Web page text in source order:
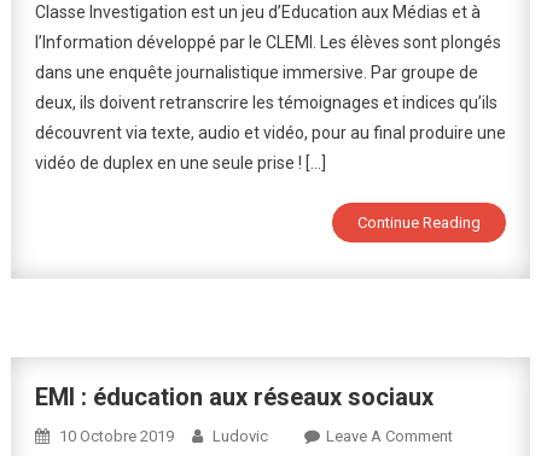
Investigation
:
Les
Élèves
De
Journalistes
!
Classe Investigation est un jeu d’Education aux Médias et à
l’Information développé par le CLEMI. Les élèves sont plongés
dans une enquête journalistique immersive. Par groupe de
deux, ils doivent retranscrire les témoignages et indices qu’ils
découvrent via texte, audio et vidéo, pour au final produire une
vidéo de duplex en une seule prise ! […]
Continue Reading
EMI : éducation aux réseaux sociaux
10 Octobre 2019 Ludovic Leave A CommentOn